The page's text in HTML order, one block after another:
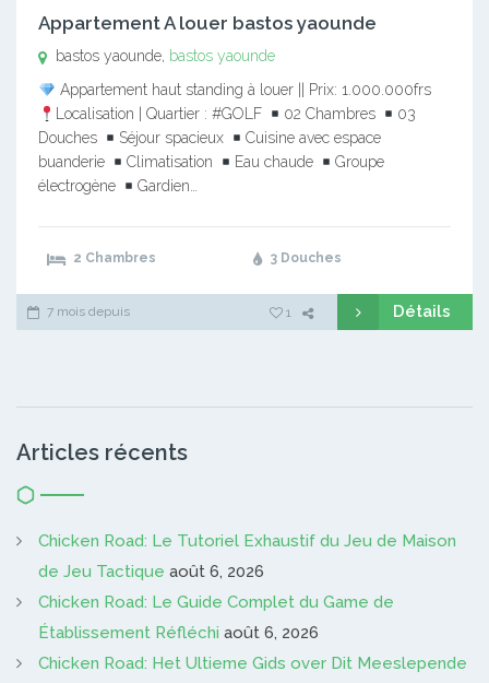
Appartement A louer bastos yaounde
bastos yaounde, bastos yaounde
Appartement haut standing à louer || Prix: 1.000.000frs
Localisation | Quartier : #GOLF
02 Chambres
03
Douches
Séjour spacieux
Cuisine avec espace
buanderie
Climatisation Eau chaude
Groupe
électrogène
Gardien…
2 Chambres 3 Douches
7 mois depuis 1 Détails
Articles récents
Chicken Road: Le Tutoriel Exhaustif du Jeu de Maison
de Jeu Tactique août 6, 2026
Chicken Road: Le Guide Complet du Game de
Établissement Réfléchi août 6, 2026
Chicken Road: Het Ultieme Gids over Dit Meeslepende